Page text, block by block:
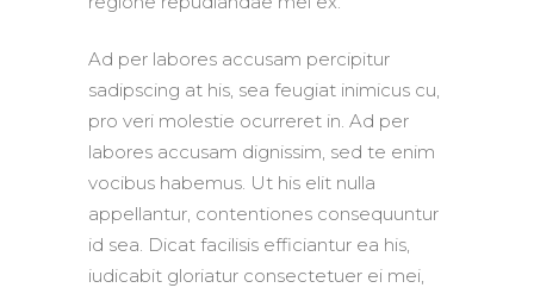
Ad per labores accusam percipitur
sadipscing at his, sea feugiat inimicus cu,
pro veri molestie ocurreret in. Ad per
labores accusam dignissim, sed te enim
vocibus habemus. Ut his elit nulla
appellantur, contentiones consequuntur
id sea. Dicat facilisis efficiantur ea his,
iudicabit gloriatur consectetuer ei mei,